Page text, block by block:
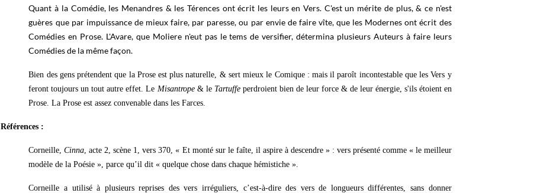
Quant à la Comédie, les Menandres & les Térences ont écrit les leurs en Vers. C'est un mérite de plus, & ce n'est
guères que par impuissance de mieux faire, par paresse, ou par envie de faire vîte, que les Modernes ont écrit des
Comédies en Prose. L'Avare, que Moliere n'eut pas le tems de versifier, détermina plusieurs Auteurs à faire leurs
Comédies de la même façon.
Bien des gens prétendent que la Prose est plus naturelle, & sert mieux le Comique : mais il paroît incontestable que les Vers y
feront toujours un tout autre effet. Le Misantrope& le Tartuffeperdroient bien de leur force & de leur énergie, s'ils étoient en
Prose. La Prose est assez convenable dans les Farces.
Références :
Corneille,Cinna, acte 2, scène 1, vers 370, « Et monté sur le faîte, il aspire à descendre » : vers présenté comme « le meilleur
modèle de la Poésie », parce qu’il dit « quelque chose dans chaque hémistiche ».
Corneille a utilisé à plusieurs reprises des vers irréguliers, c’est-à-dire des vers de longueurs différentes, sans donner